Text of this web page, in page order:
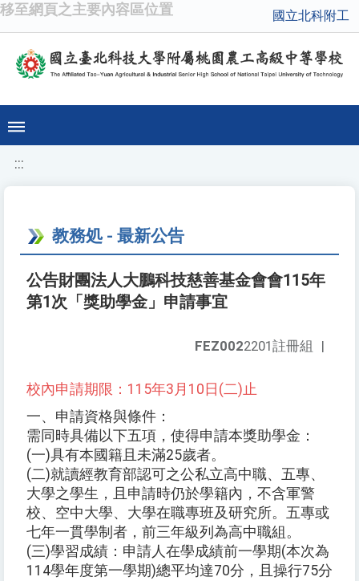
移至網頁之主要內容區位置 國立北科附工
:::
教務処 - 最新公告
公告財團法人大鵬科技慈善基金會會115年
第1次「獎助學金」申請事宜
FEZ0022201註冊組 |
校內申請期限：115年3月10日(二)止
一、申請資格與條件：
需同時具備以下五項，使得申請本獎助學金：
(一)具有本國籍且未滿25歲者。
(二)就讀經教育部認可之公私立高中職、五專、
大學之學生，且申請時仍於學籍內，不含軍警
校、空中大學、大學在職專班及研究所。五專或
七年一貫學制者，前三年級列為高中職組。
(三)學習成績：申請人在學成績前一學期(本次為
114學年度第一學期)總平均達70分，且操行75分